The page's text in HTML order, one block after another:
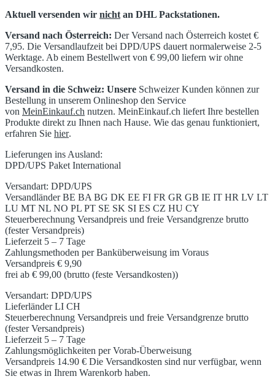
Aktuell versenden wir nicht an DHL Packstationen.
Versand nach Österreich: Der Versand nach Österreich kostet €
7,95. Die Versandlaufzeit bei DPD/UPS dauert normalerweise 2-5
Werktage. Ab einem Bestellwert von € 99,00 liefern wir ohne
Versandkosten.
Versand in die Schweiz: Unsere Schweizer Kunden können zur
Bestellung in unserem Onlineshop den Service
von MeinEinkauf.ch nutzen. MeinEinkauf.ch liefert Ihre bestellen
Produkte direkt zu Ihnen nach Hause. Wie das genau funktioniert,
erfahren Sie hier.
Lieferungen ins Ausland:
DPD/UPS Paket International
Versandart: DPD/UPS
Versandländer BE BA BG DK EE FI FR GR GB IE IT HR LV LT
LU MT NL NO PL PT SE SK SI ES CZ HU CY
Steuerberechnung Versandpreis und freie Versandgrenze brutto
(fester Versandpreis)
Lieferzeit 5 – 7 Tage
Zahlungsmethoden per Banküberweisung im Voraus
Versandpreis € 9,90
frei ab € 99,00 (brutto (feste Versandkosten))
Versandart: DPD/UPS
Lieferländer LI CH
Steuerberechnung Versandpreis und freie Versandgrenze brutto
(fester Versandpreis)
Lieferzeit 5 – 7 Tage
Zahlungsmöglichkeiten per Vorab-Überweisung
Versandpreis 14.90 € Die Versandkosten sind nur verfügbar, wenn
Sie etwas in Ihrem Warenkorb haben.